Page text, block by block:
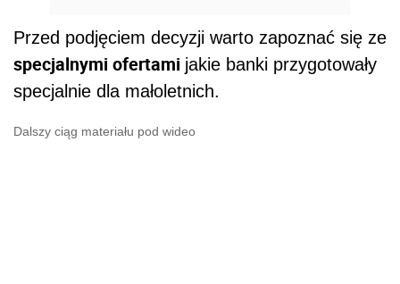
Przed podjęciem decyzji warto zapoznać się ze
specjalnymi ofertami jakie banki przygotowały
specjalnie dla małoletnich.
Dalszy ciąg materiału pod wideo